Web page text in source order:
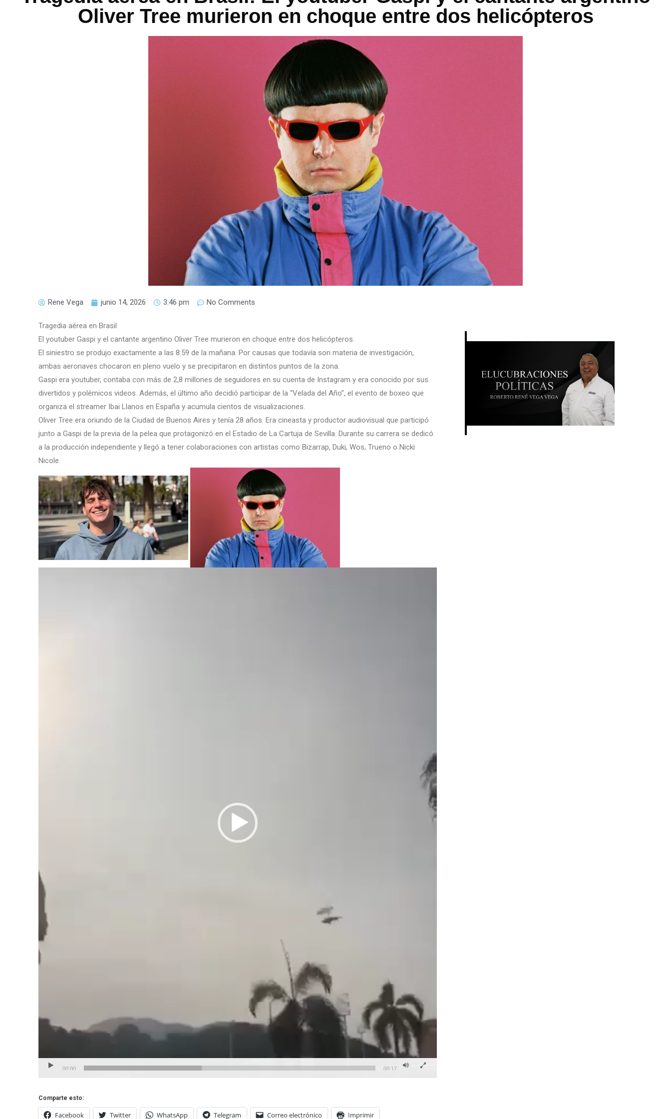
Oliver Tree murieron en choque entre dos helicópteros
Rene Vega junio 14, 2026 3:46 pm No Comments
Tragedia aérea en Brasil
El youtuber Gaspi y el cantante argentino Oliver Tree murieron en choque entre dos helicópteros.
El siniestro se produjo exactamente a las 8:59 de la mañana. Por causas que todavía son materia de investigación,
ambas aeronaves chocaron en pleno vuelo y se precipitaron en distintos puntos de la zona.
Gaspi era youtuber, contaba con más de 2,8 millones de seguidores en su cuenta de Instagram y era conocido por sus
divertidos y polémicos videos. Además, el último año decidió participar de la “Velada del Año”, el evento de boxeo que
organiza el streamer Ibai Llanos en España y acumula cientos de visualizaciones.
Oliver Tree era oriundo de la Ciudad de Buenos Aires y tenía 28 años. Era cineasta y productor audiovisual que participó
junto a Gaspi de la previa de la pelea que protagonizó en el Estadio de La Cartuja de Sevilla. Durante su carrera se dedicó
a la producción independiente y llegó a tener colaboraciones con artistas como Bizarrap, Duki, Wos, Trueno o Nicki
Nicole.
00:00 00:17
Comparte esto:
Facebook Twitter WhatsApp Telegram Correo electrónico Imprimir